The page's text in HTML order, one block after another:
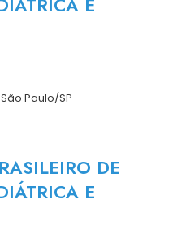
Paulo/SP
DE
E